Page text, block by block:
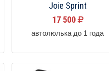
Joie Sprint
17 500
автолюлька до 1 года